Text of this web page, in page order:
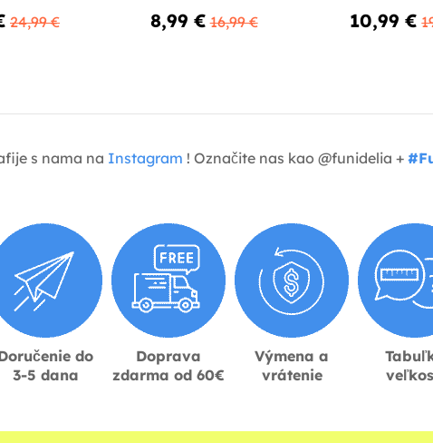
24,99 € 8,99 € 16,99 € 10,99 €
s nama na Instagram ! Označite nas kao @funidelia +
do
3-5 dana
Doprava
zdarma od 60€
Výmena a
vrátenie